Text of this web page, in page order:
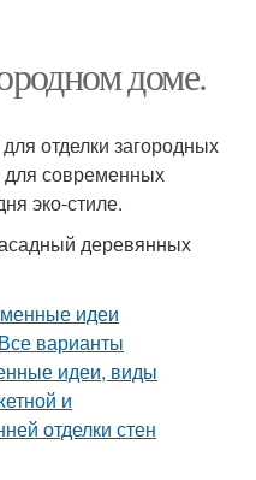
доме.
отделки загородных
для современных
эко-стиле.
деревянных